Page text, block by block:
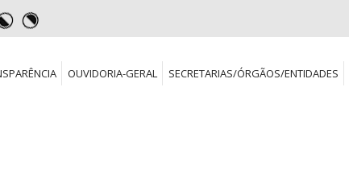
OUVIDORIA-GERAL SECRETARIAS/ÓRGÃOS/ENTIDADES